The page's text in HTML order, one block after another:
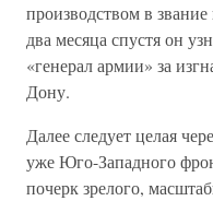
производством в
два месяца спустя он
«генерал армии» за
Дону.
Далее следует целая
уже Юго-Западного
почерк зрелого,